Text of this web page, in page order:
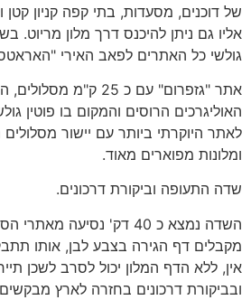
של דוכנים, מסעדות, בתי קפה קניון קטן
אליו גם ניתן להיכנס דרך מלון מריוט.
גולשי כל האתרים לפאב האירי
אתר "גזפרום" עם כ 25 ק"מ
האוליגרכים הרוסים והמקום בו פוטין
לאתר היוקרתי ביותר עם יישור
ומלונות מפוארים מאוד.
שדה התעופה וביקורת דרכונים.
השדה נמצא כ 40 דק' נסיעה
מקבלים דף הגירה בצבע לבן, אותו
אין, ללא הדף המלון יכול לסרב לשכן
ובביקורת דרכונים בחזרה לארץ